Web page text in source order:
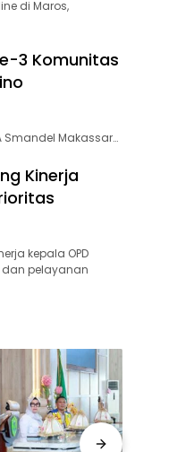
di Maros,
3 Komunitas
Smandel Makassar…
Kinerja
kepala OPD
dan pelayanan